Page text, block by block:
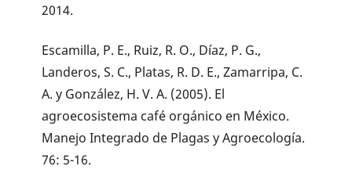
2014.
Escamilla, P. E., Ruiz, R. O., Díaz, P. G.,
Landeros, S. C., Platas, R. D. E., Zamarripa, C.
A. y González, H. V. A. (2005). El
agroecosistema café orgánico en México.
Manejo Integrado de Plagas y Agroecología.
76: 5-16.